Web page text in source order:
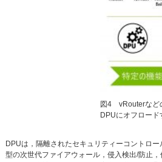
図4 vRouterなど
DPUにオフロード
DPUは，隔離されたセキュリティーコントロ
型の次世代ファイアウォール，侵入検出/防止